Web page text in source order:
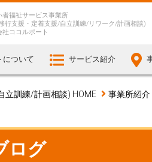
者福祉サービス事業所
行支援・定着支援/自立訓練/リワーク/計画相談)
社ココルポート
について サービス紹介
立訓練/計画相談) HOME 事業所紹介
ログ